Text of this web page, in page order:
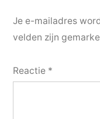
Je e-mailadres
velden zijn
Reactie *